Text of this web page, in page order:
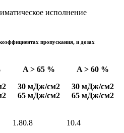
исполнение
пропускания, и дозах
A > 65 %
30 мДж/см2
65 мДж/см2
A > 60 %
30 мДж/см2
65 мДж/см2
1.80.8 10.4